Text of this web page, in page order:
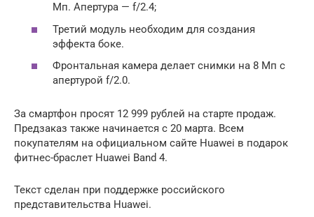
Мп. Апертура — f/2.4;
Третий модуль необходим для создания
эффекта боке.
Фронтальная камера делает снимки на 8 Мп с
апертурой f/2.0.
За смартфон просят 12 999 рублей на старте продаж.
Предзаказ также начинается с 20 марта. Всем
покупателям на официальном сайте Huawei в подарок
фитнес-браслет Huawei Band 4.
Текст сделан при поддержке российского
представительства Huawei.